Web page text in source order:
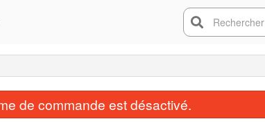
Rechercher
de commande est désactivé.